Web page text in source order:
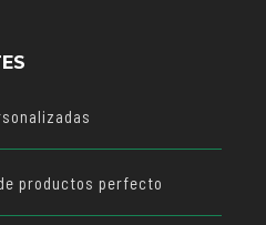
productos perfecto